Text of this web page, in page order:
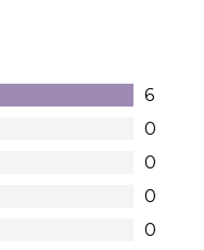
6
0
0
0
0